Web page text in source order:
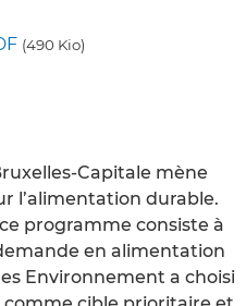
(490 Kio)
Capitale mène
l’alimentation durable.
programme consiste à
en alimentation
Environnement a choisi